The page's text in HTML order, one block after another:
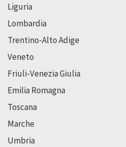
Liguria
Lombardia
Trentino-Alto Adige
Veneto
Friuli-Venezia Giulia
Emilia Romagna
Toscana
Marche
Umbria